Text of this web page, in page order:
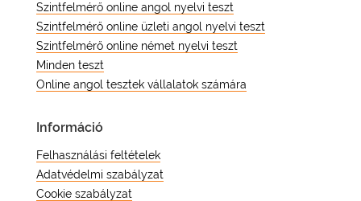
Szintfelmérő online angol nyelvi teszt
Szintfelmérő online üzleti angol nyelvi teszt
Szintfelmérő online német nyelvi teszt
Minden teszt
Online angol tesztek vállalatok számára
Információ
Felhasználási feltételek
Adatvédelmi szabályzat
Cookie szabályzat